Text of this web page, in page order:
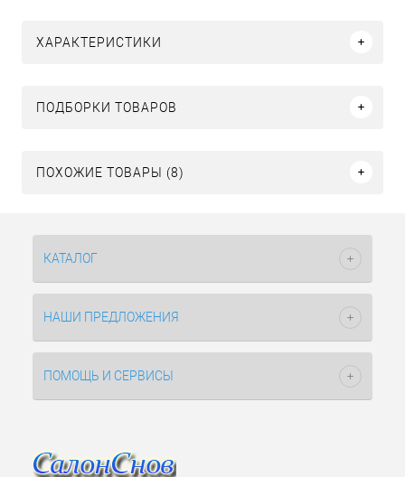
ХАРАКТЕРИСТИКИ
ПОДБОРКИ ТОВАРОВ
ПОХОЖИЕ ТОВАРЫ (8)
КАТАЛОГ
НАШИ ПРЕДЛОЖЕНИЯ
ПОМОЩЬ И СЕРВИСЫ